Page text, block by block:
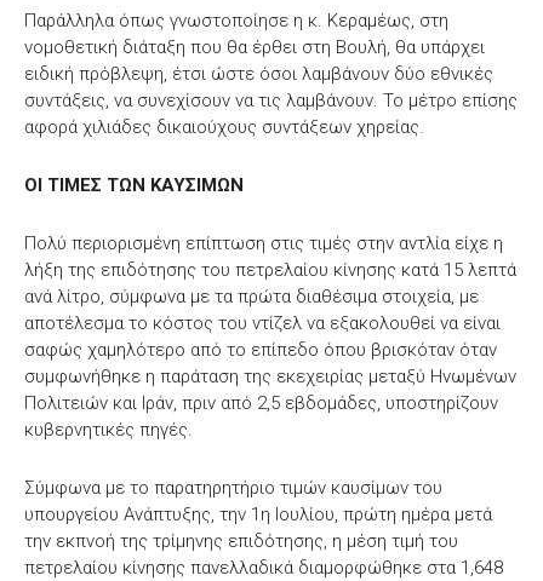
Παράλληλα όπως γνωστοποίησε η κ. Κεραμέως, στη
νομοθετική διάταξη που θα έρθει στη Βουλή, θα υπάρχει
ειδική πρόβλεψη, έτσι ώστε όσοι λαμβάνουν δύο εθνικές
συντάξεις, να συνεχίσουν να τις λαμβάνουν. Το μέτρο επίσης
αφορά χιλιάδες δικαιούχους συντάξεων χηρείας.
ΟΙ ΤΙΜΕΣ ΤΩΝ ΚΑΥΣΙΜΩΝ
Πολύ περιορισμένη επίπτωση στις τιμές στην αντλία είχε η
λήξη της επιδότησης του πετρελαίου κίνησης κατά 15 λεπτά
ανά λίτρο, σύμφωνα με τα πρώτα διαθέσιμα στοιχεία, με
αποτέλεσμα το κόστος του ντίζελ να εξακολουθεί να είναι
σαφώς χαμηλότερο από το επίπεδο όπου βρισκόταν όταν
συμφωνήθηκε η παράταση της εκεχειρίας μεταξύ Ηνωμένων
Πολιτειών και Ιράν, πριν από 2,5 εβδομάδες, υποστηρίζουν
κυβερνητικές πηγές.
Σύμφωνα με το παρατηρητήριο τιμών καυσίμων του
υπουργείου Ανάπτυξης, την 1η Ιουλίου, πρώτη ημέρα μετά
την εκπνοή της τρίμηνης επιδότησης, η μέση τιμή του
πετρελαίου κίνησης πανελλαδικά διαμορφώθηκε στα 1,648